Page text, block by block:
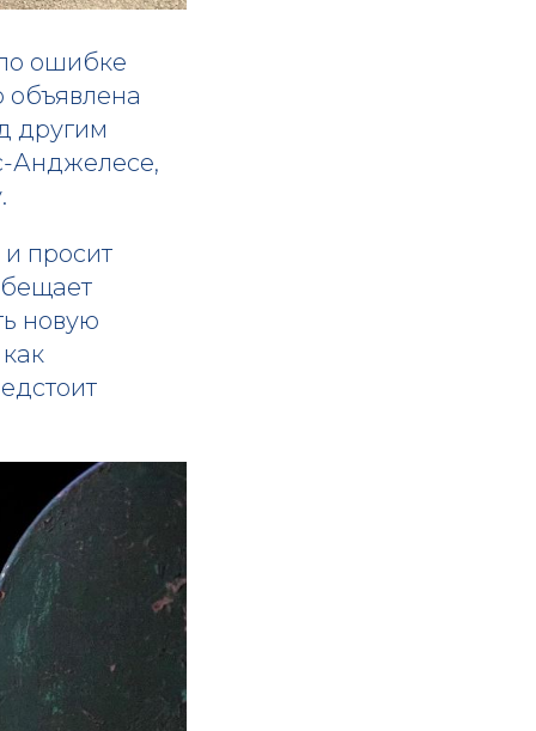
ошибке
объявлена
другим
Анджелесе,
просит
новую